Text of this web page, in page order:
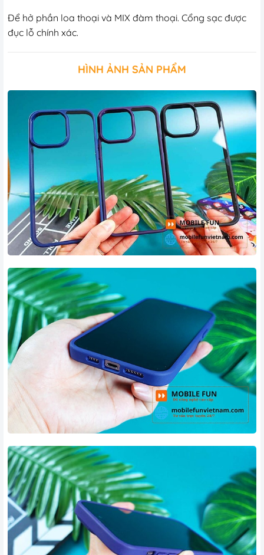
Để hở phần loa thoại và MIX đàm thoại. Cổng sạc được
đục lỗ chính xác.
HÌNH ẢNH SẢN PHẨM